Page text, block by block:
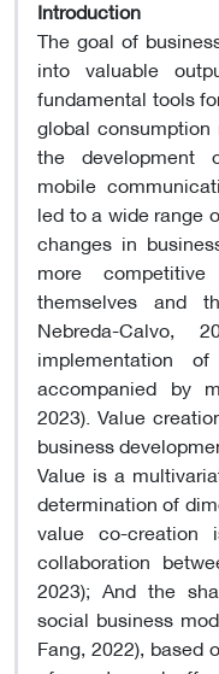
Introduction
The goal of
into valuable
fundamental tools
global
the development
mobile
led to a wide range
changes in
more
themselves and
Nebreda-Calvo,
implementation
accompanied by
2023). Value
business
Value is a
determination of
value co-creation
collaboration
2023); And the
social business
Fang, 2022), based